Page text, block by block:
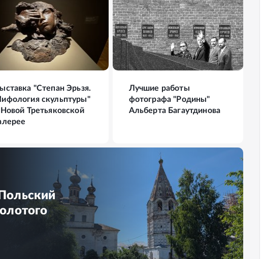
ФОТО
"Степан Эрьзя.
скульптуры"
Третьяковской
17ФОТО
Лучшие работы
фотографа "Родины"
Альберта Багаутдинова